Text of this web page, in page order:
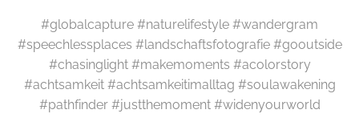
#globalcapture #naturelifestyle #wandergram
#speechlessplaces #landschaftsfotografie #gooutside
#chasinglight #makemoments #acolorstory
#achtsamkeit #achtsamkeitimalltag #soulawakening
#pathfinder #justthemoment #widenyourworld